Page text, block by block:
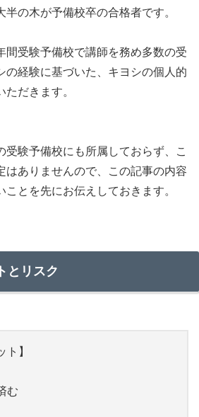
半の木が予備校卒の合格者です。
間受験予備校で講師を務め多数の受
の経験に基づいた、キヨシの個人的
だきます。
受験予備校にも所属しておらず、こ
はありませんので、この記事の内容
とを先にお伝えしておきます。
とリスク
ト】
む